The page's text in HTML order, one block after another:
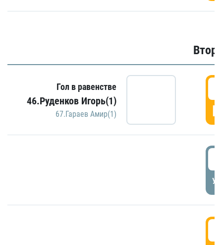
Гол в равенстве
46.Руденков Игорь(1)
67.Гараев Амир(1)